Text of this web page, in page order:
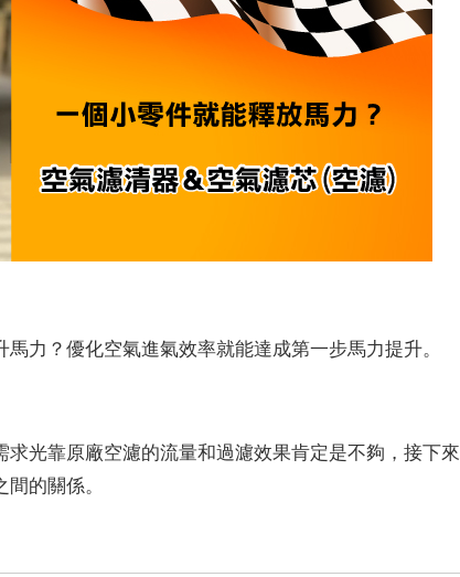
力？優化空氣進氣效率就能達成第一步馬力提升。
光靠原廠空濾的流量和過濾效果肯定是不夠，接下來
的關係。